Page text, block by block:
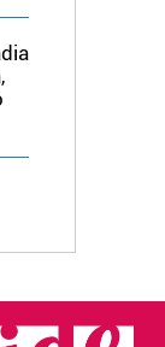
cookie-
eta